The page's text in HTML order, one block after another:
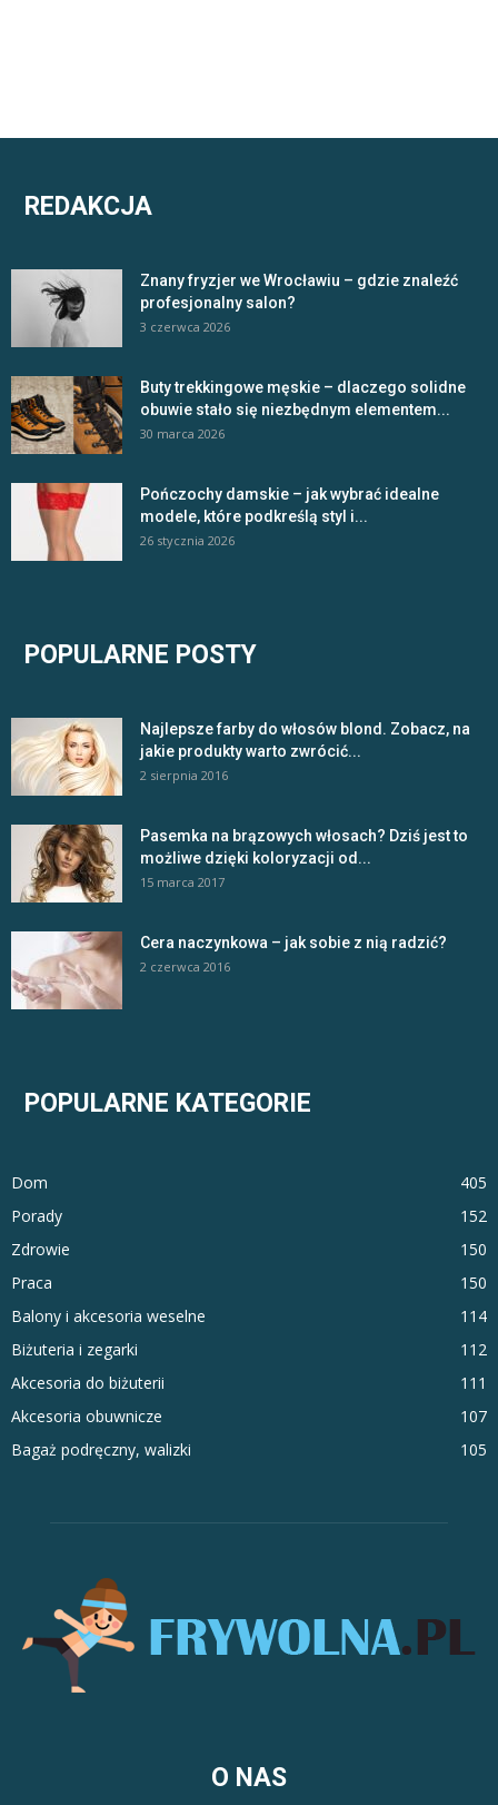
REDAKCJA
Znany fryzjer we Wrocławiu – gdzie znaleźć
profesjonalny salon?
3 czerwca 2026
Buty trekkingowe męskie – dlaczego solidne
obuwie stało się niezbędnym elementem...
30 marca 2026
Pończochy damskie – jak wybrać idealne
modele, które podkreślą styl i...
26 stycznia 2026
POPULARNE POSTY
Najlepsze farby do włosów blond. Zobacz, na
jakie produkty warto zwrócić...
2 sierpnia 2016
Pasemka na brązowych włosach? Dziś jest to
możliwe dzięki koloryzacji od...
15 marca 2017
Cera naczynkowa – jak sobie z nią radzić?
2 czerwca 2016
POPULARNE KATEGORIE
Dom
405
Porady
152
Zdrowie
150
Praca
150
Balony i akcesoria weselne
114
Biżuteria i zegarki
112
Akcesoria do biżuterii
111
Akcesoria obuwnicze
107
Bagaż podręczny, walizki
105
O NAS